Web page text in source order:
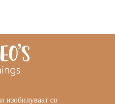
изобилуваат со